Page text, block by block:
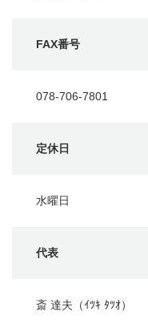
FAX番号
078-706-7801
定休日
水曜日
代表
斎 達夫（ｲﾂｷ ﾀﾂｵ）